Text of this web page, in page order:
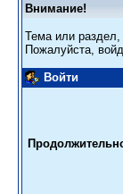
Внимание!
Тема или
Пожалуйста,
Войти